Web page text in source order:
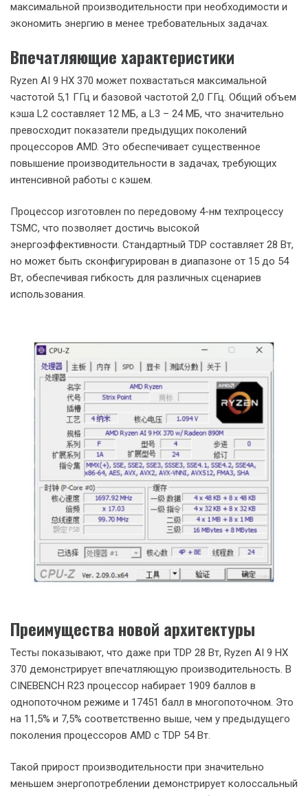
максимальной производительности при необходимости и
экономить энергию в менее требовательных задачах.
Впечатляющие характеристики
Ryzen AI 9 HX 370 может похвастаться максимальной
частотой 5,1 ГГц и базовой частотой 2,0 ГГц. Общий объем
кэша L2 составляет 12 МБ, а L3 – 24 МБ, что значительно
превосходит показатели предыдущих поколений
процессоров AMD. Это обеспечивает существенное
повышение производительности в задачах, требующих
интенсивной работы с кэшем.
Процессор изготовлен по передовому 4-нм техпроцессу
TSMC, что позволяет достичь высокой
энергоэффективности. Стандартный TDP составляет 28 Вт,
но может быть сконфигурирован в диапазоне от 15 до 54
Вт, обеспечивая гибкость для различных сценариев
использования.
Преимущества новой архитектуры
Тесты показывают, что даже при TDP 28 Вт, Ryzen AI 9 HX
370 демонстрирует впечатляющую производительность. В
CINEBENCH R23 процессор набирает 1909 баллов в
однопоточном режиме и 17451 балл в многопоточном. Это
на 11,5% и 7,5% соответственно выше, чем у предыдущего
поколения процессоров AMD с TDP 54 Вт.
Такой прирост производительности при значительно
меньшем энергопотреблении демонстрирует колоссальный